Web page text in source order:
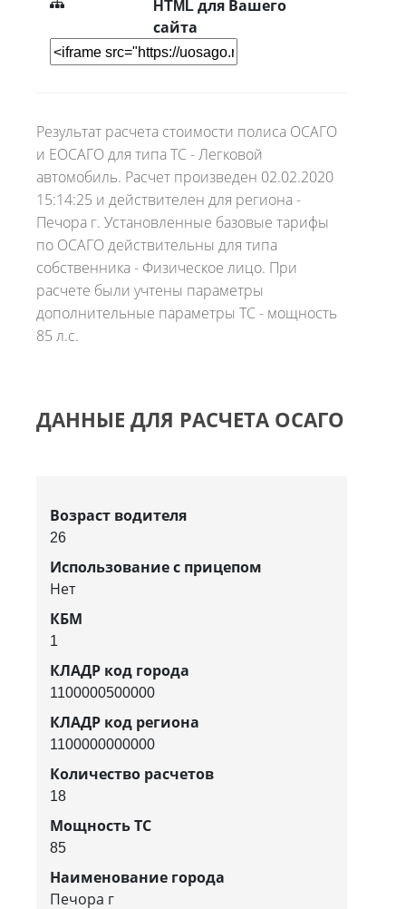
HTML для Вашего
сайта
Результат расчета стоимости полиса ОСАГО
и ЕОСАГО для типа ТС - Легковой
автомобиль. Расчет произведен 02.02.2020
15:14:25 и действителен для региона -
Печора г. Установленные базовые тарифы
по ОСАГО действительны для типа
собственника - Физическое лицо. При
расчете были учтены параметры
дополнительные параметры ТС - мощность
85 л.с.
ДАННЫЕ ДЛЯ РАСЧЕТА ОСАГО
Возраст водителя
26
Использование с прицепом
Нет
КБМ
1
КЛАДР код города
1100000500000
КЛАДР код региона
1100000000000
Количество расчетов
18
Мощность ТС
85
Наименование города
Печора г